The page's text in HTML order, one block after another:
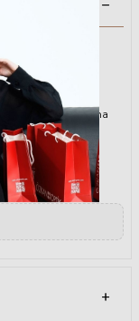
Gözlüğü
kaliteli
de kadınlar
ışınlarından
bir kaplama
bir
azaltır.
için farklı
spor,
Aynalı güneş
olarak da
gözlüğü, yüksek
gözlüğü, %100 UV